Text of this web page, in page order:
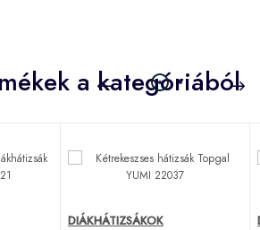
a kategóriából
DIÁKHÁTIZSÁKOK